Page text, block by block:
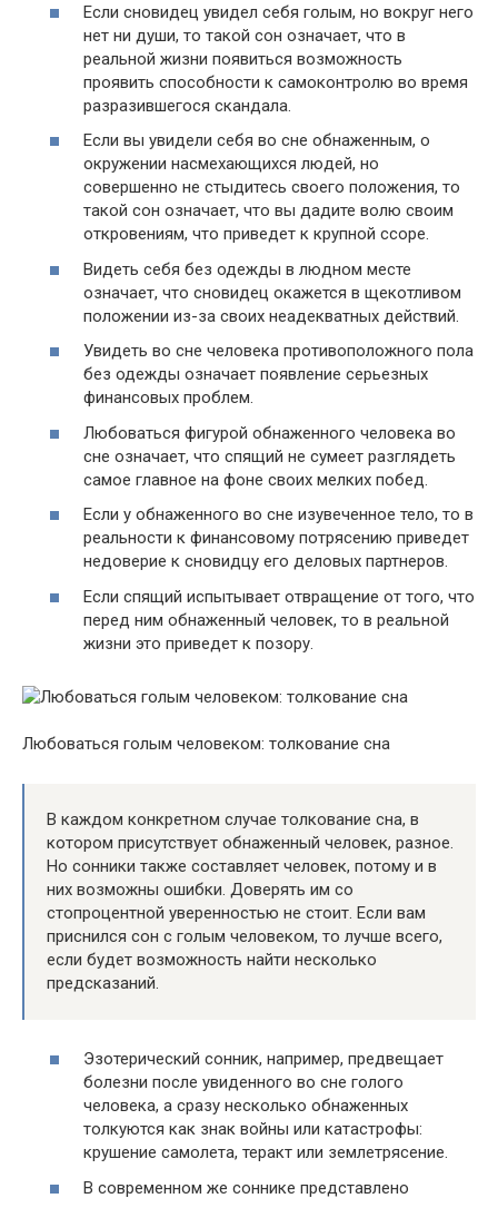
Если сновидец увидел себя голым, но вокруг него
нет ни души, то такой сон означает, что в
реальной жизни появиться возможность
проявить способности к самоконтролю во время
разразившегося скандала.
Если вы увидели себя во сне обнаженным, о
окружении насмехающихся людей, но
совершенно не стыдитесь своего положения, то
такой сон означает, что вы дадите волю своим
откровениям, что приведет к крупной ссоре.
Видеть себя без одежды в людном месте
означает, что сновидец окажется в щекотливом
положении из-за своих неадекватных действий.
Увидеть во сне человека противоположного пола
без одежды означает появление серьезных
финансовых проблем.
Любоваться фигурой обнаженного человека во
сне означает, что спящий не сумеет разглядеть
самое главное на фоне своих мелких побед.
Если у обнаженного во сне изувеченное тело, то в
реальности к финансовому потрясению приведет
недоверие к сновидцу его деловых партнеров.
Если спящий испытывает отвращение от того, что
перед ним обнаженный человек, то в реальной
жизни это приведет к позору.
Любоваться голым человеком: толкование сна
В каждом конкретном случае толкование сна, в
котором присутствует обнаженный человек, разное.
Но сонники также составляет человек, потому и в
них возможны ошибки. Доверять им со
стопроцентной уверенностью не стоит. Если вам
приснился сон с голым человеком, то лучше всего,
если будет возможность найти несколько
предсказаний.
Эзотерический сонник, например, предвещает
болезни после увиденного во сне голого
человека, а сразу несколько обнаженных
толкуются как знак войны или катастрофы:
крушение самолета, теракт или землетрясение.
В современном же соннике представлено